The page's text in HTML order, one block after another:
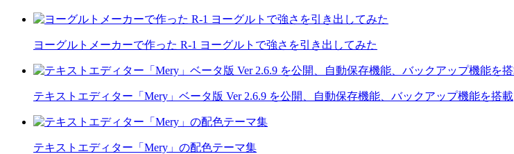
ヨーグルトメーカーで作った R-1 ヨーグルトで強さを引き出してみた
テキストエディター「Mery」ベータ版 Ver 2.6.9 を公開、自動保存機能、バックアップ機能を搭載
テキストエディター「Mery」の配色テーマ集